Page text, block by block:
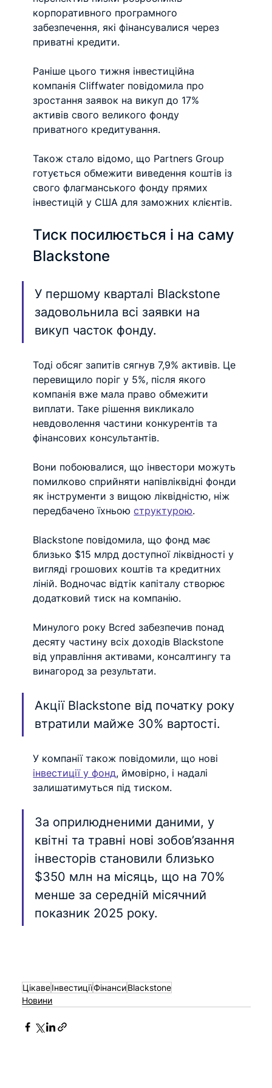
корпоративного програмного
забезпечення, які фінансувалися через
приватні кредити.
Раніше цього тижня інвестиційна
компанія Cliffwater повідомила про
зростання заявок на викуп до 17%
активів свого великого фонду
приватного кредитування.
Також стало відомо, що Partners Group
готується обмежити виведення коштів із
свого флагманського фонду прямих
інвестицій у США для заможних клієнтів.
Тиск посилюється і на саму
Blackstone
У першому кварталі Blackstone
задовольнила всі заявки на
викуп часток фонду.
Тоді обсяг запитів сягнув 7,9% активів. Це
перевищило поріг у 5%, після якого
компанія вже мала право обмежити
виплати. Таке рішення викликало
невдоволення частини конкурентів та
фінансових консультантів.
Вони побоювалися, що інвестори можуть
помилково сприйняти напівліквідні фонди
як інструменти з вищою ліквідністю, ніж
передбачено їхньою структурою.
Blackstone повідомила, що фонд має
близько $15 млрд доступної ліквідності у
вигляді грошових коштів та кредитних
ліній. Водночас відтік капіталу створює
додатковий тиск на компанію.
Минулого року Bcred забезпечив понад
десяту частину всіх доходів Blackstone
від управління активами, консалтингу та
винагород за результати.
Акції Blackstone від початку року
втратили майже 30% вартості.
У компанії також повідомили, що нові
інвестиції у фонд, ймовірно, і надалі
залишатимуться під тиском.
За оприлюдненими даними, у
квітні та травні нові зобов’язання
інвесторів становили близько
$350 млн на місяць, що на 70%
менше за середній місячний
показник 2025 року.
ЦікавеІнвестиціїФінансиBlackstone
Новини